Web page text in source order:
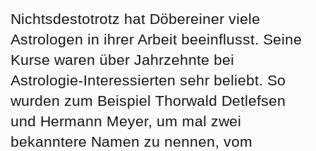
Nichtsdestotrotz hat Döbereiner viele
Astrologen in ihrer Arbeit beeinflusst. Seine
Kurse waren über Jahrzehnte bei
Astrologie-Interessierten sehr beliebt. So
wurden zum Beispiel Thorwald Detlefsen
und Hermann Meyer, um mal zwei
bekanntere Namen zu nennen, vom